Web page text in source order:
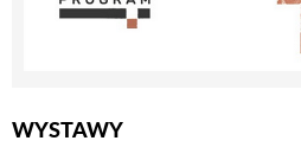
WYSTAWY